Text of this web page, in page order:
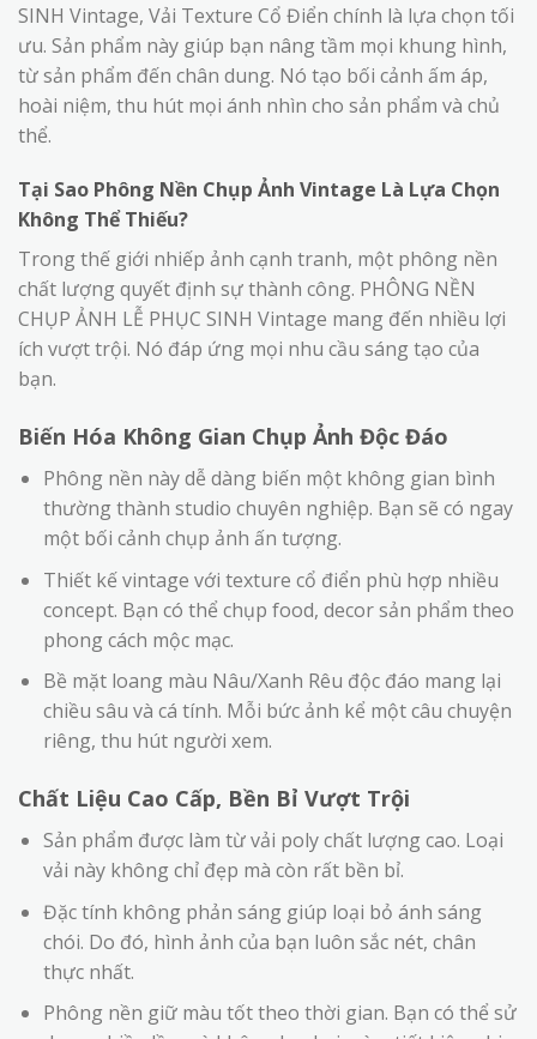
SINH Vintage, Vải Texture Cổ Điển chính là lựa chọn tối
ưu. Sản phẩm này giúp bạn nâng tầm mọi khung hình,
từ sản phẩm đến chân dung. Nó tạo bối cảnh ấm áp,
hoài niệm, thu hút mọi ánh nhìn cho sản phẩm và chủ
thể.
Tại Sao Phông Nền Chụp Ảnh Vintage Là Lựa Chọn
Không Thể Thiếu?
Trong thế giới nhiếp ảnh cạnh tranh, một phông nền
chất lượng quyết định sự thành công. PHÔNG NỀN
CHỤP ẢNH LỄ PHỤC SINH Vintage mang đến nhiều lợi
ích vượt trội. Nó đáp ứng mọi nhu cầu sáng tạo của
bạn.
Biến Hóa Không Gian Chụp Ảnh Độc Đáo
Phông nền này dễ dàng biến một không gian bình
thường thành studio chuyên nghiệp. Bạn sẽ có ngay
một bối cảnh chụp ảnh ấn tượng.
Thiết kế vintage với texture cổ điển phù hợp nhiều
concept. Bạn có thể chụp food, decor sản phẩm theo
phong cách mộc mạc.
Bề mặt loang màu Nâu/Xanh Rêu độc đáo mang lại
chiều sâu và cá tính. Mỗi bức ảnh kể một câu chuyện
riêng, thu hút người xem.
Chất Liệu Cao Cấp, Bền Bỉ Vượt Trội
Sản phẩm được làm từ vải poly chất lượng cao. Loại
vải này không chỉ đẹp mà còn rất bền bỉ.
Đặc tính không phản sáng giúp loại bỏ ánh sáng
chói. Do đó, hình ảnh của bạn luôn sắc nét, chân
thực nhất.
Phông nền giữ màu tốt theo thời gian. Bạn có thể sử